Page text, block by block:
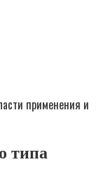
применения и
типа